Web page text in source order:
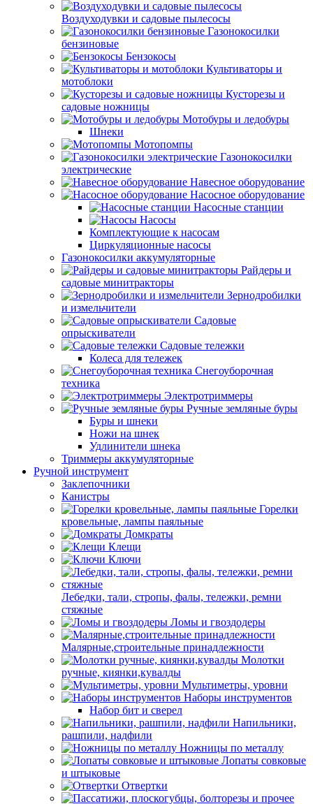
Воздуходувки и садовые пылесосы
Газонокосилки
бензиновые
Бензокосы
Культиваторы и
мотоблоки
Кусторезы и
садовые ножницы
Мотобуры и ледобуры
Шнеки
Мотопомпы
Газонокосилки
электрические
Навесное оборудование
Насосное оборудование
Насосные станции
Насосы
Комплектующие к насосам
Циркуляционные насосы
Газонокосилки аккумуляторные
Райдеры и
садовые минитракторы
Зернодробилки
и измельчители
Садовые
опрыскиватели
Садовые тележки
Колеса для тележек
Снегоуборочная
техника
Электротриммеры
Ручные земляные буры
Буры и шнеки
Ножи на шнек
Удлинители шнека
Триммеры аккумуляторные
Ручной инструмент
Заклепочники
Канистры
Горелки
кровельные, лампы паяльные
Домкраты
Клещи
Ключи
Лебедки, тали, стропы, фалы, тележки, ремни
стяжные
Ломы и гвоздодеры
Малярные,строительные принадлежности
Молотки
ручные, киянки,кувалды
Мультиметры, уровни
Наборы инструментов
Набор бит и сверел
Напильники,
рашпили, надфили
Ножницы по металлу
Лопаты совковые
и штыковые
Отвертки